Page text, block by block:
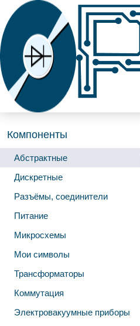
Компоненты
Абстрактные
Дискретные
Разъёмы, соединители
Питание
Микросхемы
Мои символы
Трансформаторы
Коммутация
Электровакуумные приборы